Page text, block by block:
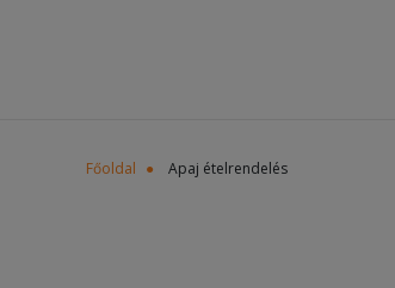
Főoldal Apaj ételrendelés